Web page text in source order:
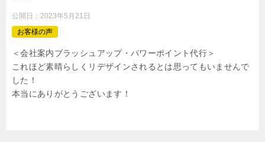
公開日： 2023年5月21日
お客様の声
＜会社案内ブラッシュアップ・パワーポイント代行＞
これほど素晴らしくリデザインされるとは思ってもいませんで
した！
本当にありがとうございます！